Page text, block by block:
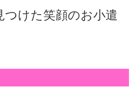
つけた笑顔のお小遣